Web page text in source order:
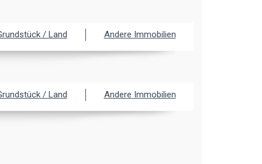
/ Land Andere Immobilien
/ Land Andere Immobilien